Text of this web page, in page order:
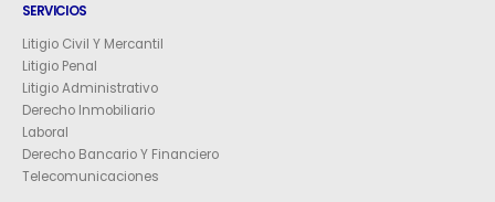
SERVICIOS
Litigio Civil Y Mercantil
Litigio Penal
Litigio Administrativo
Derecho Inmobiliario
Laboral
Derecho Bancario Y Financiero
Telecomunicaciones